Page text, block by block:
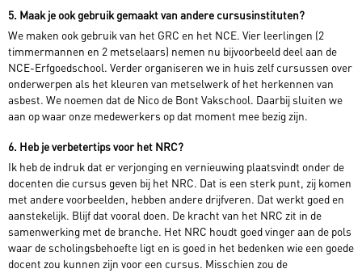
5. Maak je ook gebruik gemaakt van andere cursusinstituten?
We maken ook gebruik van het GRC en het NCE. Vier leerlingen (2
timmermannen en 2 metselaars) nemen nu bijvoorbeeld deel aan de
NCE-Erfgoedschool. Verder organiseren we in huis zelf cursussen over
onderwerpen als het kleuren van metselwerk of het herkennen van
asbest. We noemen dat de Nico de Bont Vakschool. Daarbij sluiten we
aan op waar onze medewerkers op dat moment mee bezig zijn.
6. Heb je verbetertips voor het NRC?
Ik heb de indruk dat er verjonging en vernieuwing plaatsvindt onder de
docenten die cursus geven bij het NRC. Dat is een sterk punt, zij komen
met andere voorbeelden, hebben andere drijfveren. Dat werkt goed en
aanstekelijk. Blijf dat vooral doen. De kracht van het NRC zit in de
samenwerking met de branche. Het NRC houdt goed vinger aan de pols
waar de scholingsbehoefte ligt en is goed in het bedenken wie een goede
docent zou kunnen zijn voor een cursus. Misschien zou de